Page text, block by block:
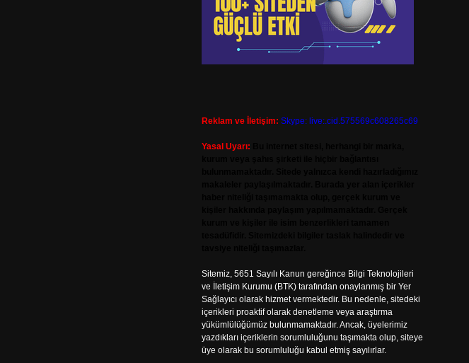
Reklam ve İletişim: Skype: live:.cid.575569c608265c69
Yasal Uyarı:
Sitemiz, 5651 Sayılı Kanun gereğince Bilgi Teknolojileri
ve İletişim Kurumu (BTK) tarafından onaylanmış bir Yer
Sağlayıcı olarak hizmet vermektedir. Bu nedenle, sitedeki
içerikleri proaktif olarak denetleme veya araştırma
yükümlülüğümüz bulunmamaktadır. Ancak, üyelerimiz
yazdıkları içeriklerin sorumluluğunu taşımakta olup, siteye
üye olarak bu sorumluluğu kabul etmiş sayılırlar.